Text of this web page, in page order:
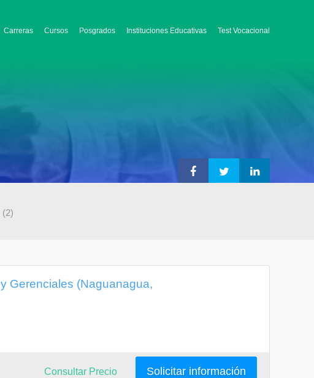
Carreras Cursos Posgrados Instituciones Educativas Test Vocacional
(2)
Gerenciales (Naguanagua,
Solicitar información
Consultar Precio